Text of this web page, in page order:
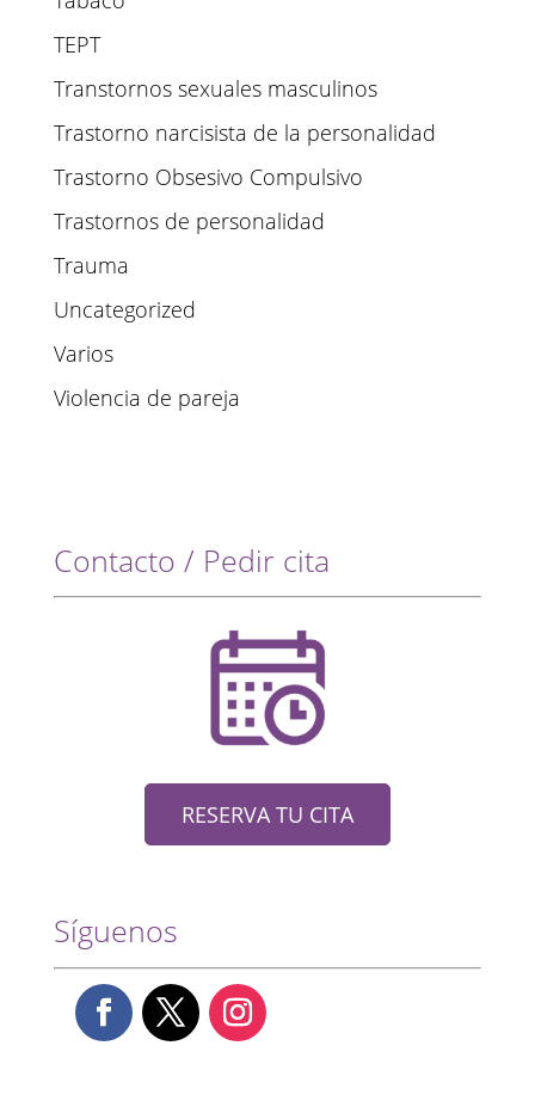
TEPT
Transtornos sexuales masculinos
Trastorno narcisista de la personalidad
Trastorno Obsesivo Compulsivo
Trastornos de personalidad
Trauma
Uncategorized
Varios
Violencia de pareja
Contacto / Pedir cita
RESERVA TU CITA
Síguenos